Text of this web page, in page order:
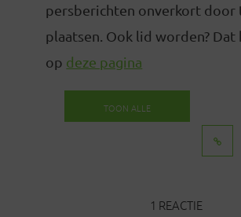
persberichten onverkort door
plaatsen. Ook lid worden? Dat
op deze pagina
TOON ALLE
1 REACTIE